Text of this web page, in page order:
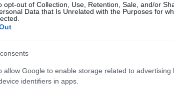
opt-out of Collection, Use, Retention, Sale, and/or
Data that Is Unrelated with the Purposes for
allow Google to enable storage related to advertising
identifiers in apps.
– kumpi kehittää
kilpailukaudella? Ovatko intervallit oikea